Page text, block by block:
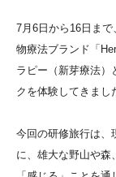
7月6日から16日ま
物療法ブランド「
ラピー（新芽療法）
クを体験してきまし
今回の研修旅行は、
に、雄大な野山や森